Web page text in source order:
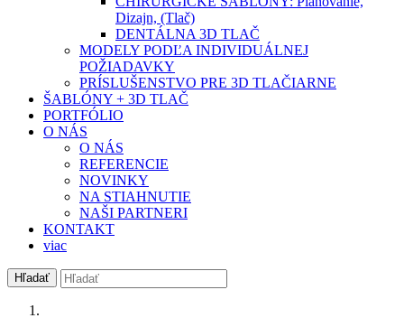
Dizajn, (Tlač)
DENTÁLNA 3D TLAČ
MODELY PODĽA INDIVIDUÁLNEJ
POŽIADAVKY
PRÍSLUŠENSTVO PRE 3D TLAČIARNE
ŠABLÓNY + 3D TLAČ
PORTFÓLIO
O NÁS
O NÁS
REFERENCIE
NOVINKY
NA STIAHNUTIE
NAŠI PARTNERI
KONTAKT
viac
Hľadať